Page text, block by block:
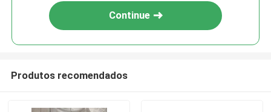
Continue
Produtos recomendados